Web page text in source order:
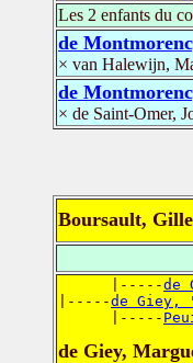
Les 2 enfants du
de
× van Halewijn,
de
× de Saint-Omer,
Boursault,
      |-----
de
|-----de
      |-----
de Giey,